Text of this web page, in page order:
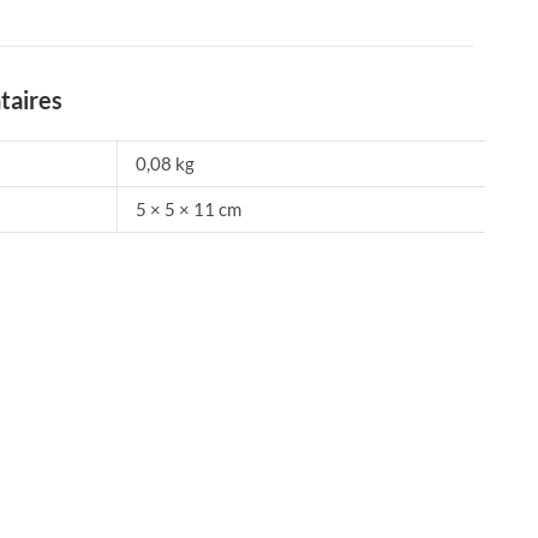
0,08 kg
5 × 5 × 11 cm